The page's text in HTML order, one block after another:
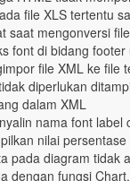
file XLS tertentu
saat mengonversi
font di bidang
file XML ke file
diperlukan
dalam XML
nama font label
nilai
pada diagram tidak
dengan fungsi